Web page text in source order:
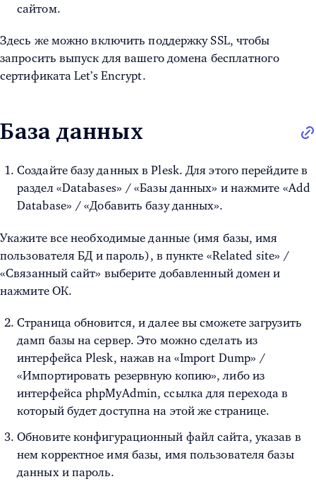
сайтом.
Здесь же можно включить поддержку SSL, чтобы
запросить выпуск для вашего домена бесплатного
сертификата Let’s Encrypt.
База данных
Создайте базу данных в Plesk. Для этого перейдите в
раздел «Databases» / «Базы данных» и нажмите «Add
Database» / «Добавить базу данных».
Укажите все необходимые данные (имя базы, имя
пользователя БД и пароль), в пункте «Related site» /
«Связанный сайт» выберите добавленный домен и
нажмите ОК.
Страница обновится, и далее вы сможете загрузить
дамп базы на сервер. Это можно сделать из
интерфейса Plesk, нажав на «Import Dump» /
«Импортировать резервную копию», либо из
интерфейса phpMyAdmin, ссылка для перехода в
который будет доступна на этой же странице.
Обновите конфигурационный файл сайта, указав в
нем корректное имя базы, имя пользователя базы
данных и пароль.